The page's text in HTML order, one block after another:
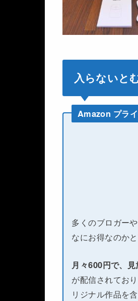
入らないと
Amazon プラ
多くのブロガー
なにお得なのか
月々600円で、
が配信されてお
リジナル作品を